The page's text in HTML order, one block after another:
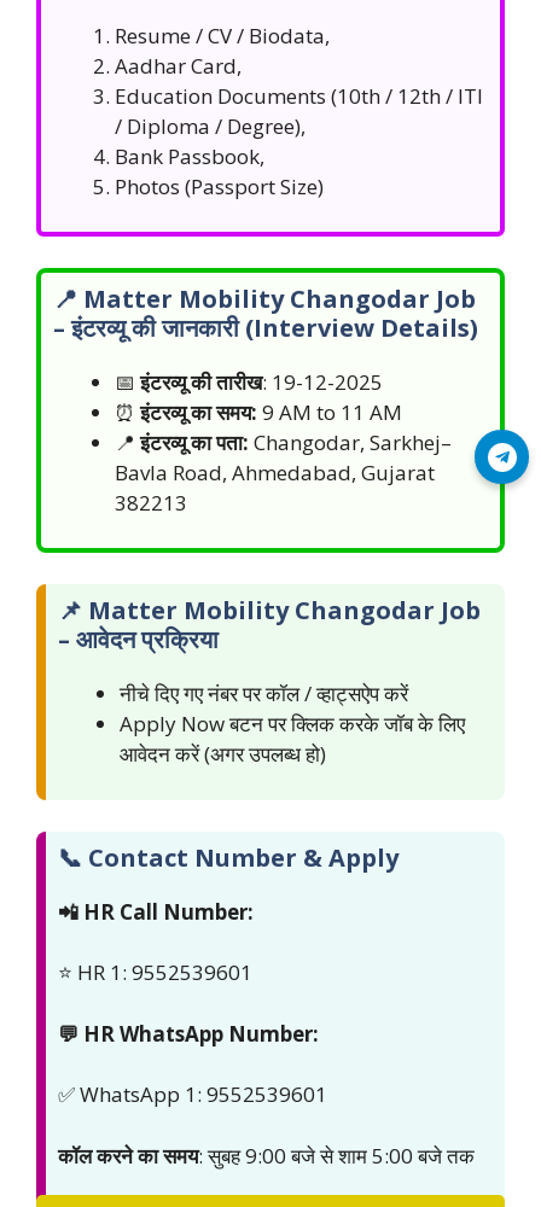
Join Telegram
Resume / CV / Biodata,
Aadhar Card,
Education Documents (10th / 12th / ITI
/ Diploma / Degree),
Bank Passbook,
Photos (Passport Size)
📍 Matter Mobility Changodar Job
– इंटरव्यू की जानकारी (Interview Details)
📅 इंटरव्यू की तारीख: 19-12-2025
⏰इंटरव्यू का समय: 9 AM to 11 AM
📍इंटरव्यू का पता: Changodar, Sarkhej–
Bavla Road, Ahmedabad, Gujarat
382213
📌 Matter Mobility Changodar Job
– आवेदन प्रक्रिया
नीचे दिए गए नंबर पर कॉल / व्हाट्सऐप करें
Apply Now बटन पर क्लिक करके जॉब के लिए
आवेदन करें (अगर उपलब्ध हो)
📞 Contact Number & Apply
📲 HR Call Number:
⭐ HR 1: 9552539601
💬 HR WhatsApp Number:
✅ WhatsApp 1: 9552539601
कॉल करने का समय: सुबह 9:00 बजे से शाम 5:00 बजे तक